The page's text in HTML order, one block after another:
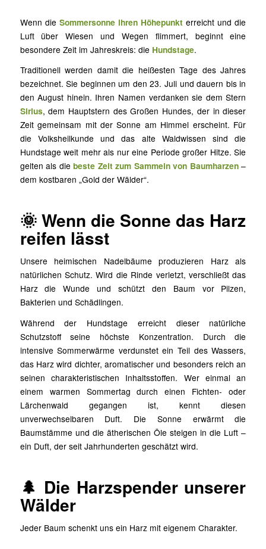
Wenn die Sommersonne ihren Höhepunkt erreicht und die
Luft über Wiesen und Wegen flimmert, beginnt eine
besondere Zeit im Jahreskreis: die Hundstage.
Traditionell werden damit die heißesten Tage des Jahres
bezeichnet. Sie beginnen um den 23. Juli und dauern bis in
den August hinein. Ihren Namen verdanken sie dem Stern
Sirius, dem Hauptstern des Großen Hundes, der in dieser
Zeit gemeinsam mit der Sonne am Himmel erscheint. Für
die Volksheilkunde und das alte Waldwissen sind die
Hundstage weit mehr als nur eine Periode großer Hitze. Sie
gelten als diebeste Zeit zum Sammeln von Baumharzen–
dem kostbaren „Gold der Wälder“.
🌞 Wenn die Sonne das Harz
reifen lässt
Unsere heimischen Nadelbäume produzieren Harz als
natürlichen Schutz. Wird die Rinde verletzt, verschließt das
Harz die Wunde und schützt den Baum vor Pilzen,
Bakterien und Schädlingen.
Während der Hundstage erreicht dieser natürliche
Schutzstoff seine höchste Konzentration. Durch die
intensive Sommerwärme verdunstet ein Teil des Wassers,
das Harz wird dichter, aromatischer und besonders reich an
seinen charakteristischen Inhaltsstoffen. Wer einmal an
einem warmen Sommertag durch einen Fichten- oder
Lärchenwald gegangen ist, kennt diesen
unverwechselbaren Duft. Die Sonne erwärmt die
Baumstämme und die ätherischen Öle steigen in die Luft –
ein Duft, der seit Jahrhunderten geschätzt wird.
🌲 Die Harzspender unserer
Wälder
Jeder Baum schenkt uns ein Harz mit eigenem Charakter.